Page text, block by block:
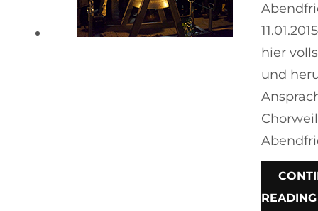
hier
und
READING